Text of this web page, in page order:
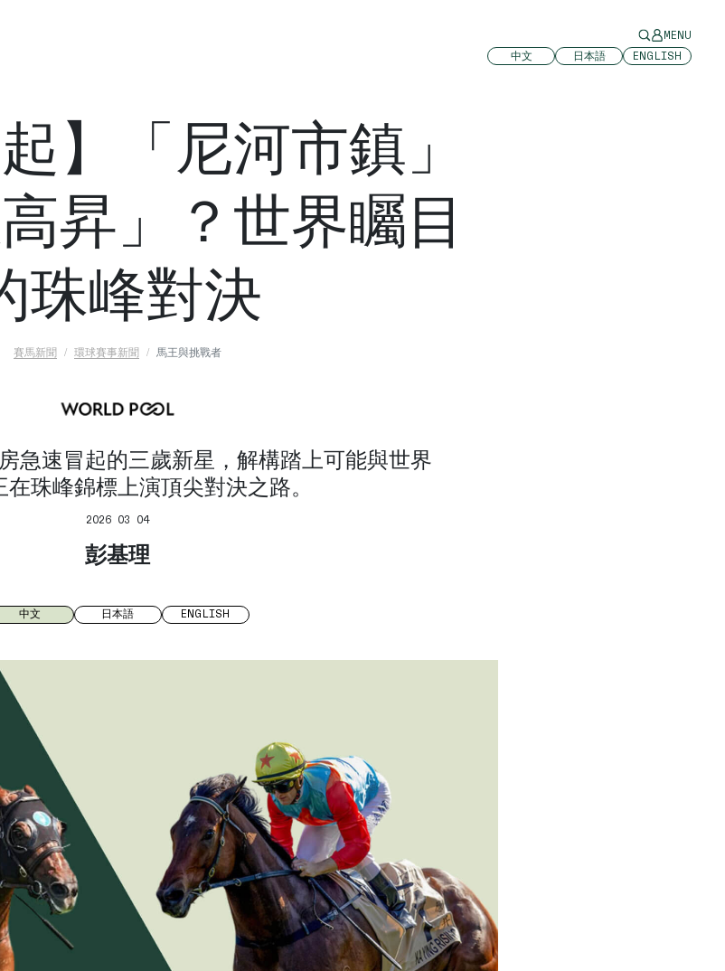
MENU
中文
日本語 ENGLISH
】「尼河市鎮」
昇」？世界矚目
珠峰對決
賽馬新聞 環球賽事新聞 馬王與挑戰者
急速冒起的三歲新星，解構踏上可能與世界
珠峰錦標上演頂尖對決之路。
2026 03 04
彭基理
中文 日本語 ENGLISH